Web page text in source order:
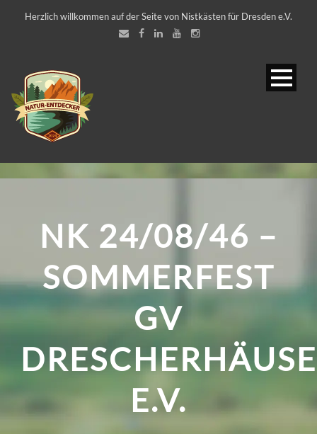
Herzlich willkommen auf der Seite von Nistkästen für Dresden e.V.
NK 24/08/46 –
SOMMERFEST
GV
E.V.